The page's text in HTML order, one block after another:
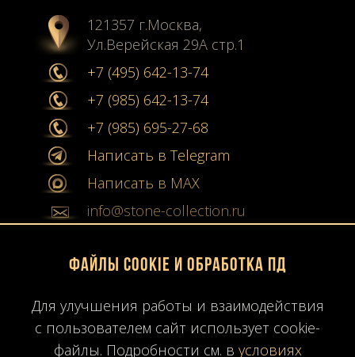
121357 г.Москва,
Ул.Верейская 29А стр.1
+7 (495) 642-13-74
+7 (985) 642-13-74
+7 (985) 695-27-68
Написать в Telegram
Написать в MAX
info@stone-collection.ru
Мы в социальных сетях:
Youtube
Файлы Cookie и обработка ПД
Для улучшения работы и взаимодействия
с пользователем сайт использует cookie-
файлы. Подробности см. в условиях